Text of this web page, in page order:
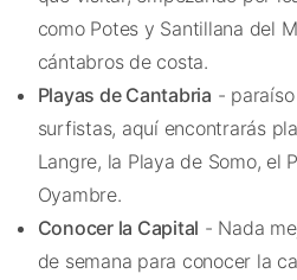
como Potes y Santillana del
cántabros de costa.
Playas de Cantabria -
surfistas, aquí encontrarás
Langre, la Playa de Somo, el
Oyambre.
Conocer la Capital - Nada
de semana para conocer la